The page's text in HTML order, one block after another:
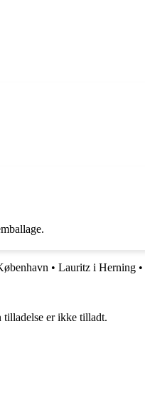
• Lauritz i Herning •
tilladelse er ikke tilladt.